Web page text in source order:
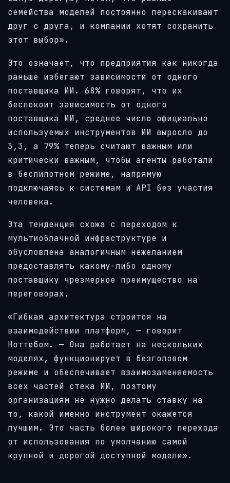
семейства моделей постоянно перескакивают
друг с друга, и компании хотят сохранить
этот выбор».
Это означает, что предприятия как никогда
раньше избегают зависимости от одного
поставщика ИИ. 68% говорят, что их
беспокоит зависимость от одного
поставщика ИИ, среднее число официально
используемых инструментов ИИ выросло до
3,3, а 79% теперь считают важным или
критически важным, чтобы агенты работали
в беспилотном режиме, напрямую
подключаясь к системам и API без участия
человека.
Эта тенденция схожа с переходом к
мультиоблачной инфраструктуре и
обусловлена аналогичным нежеланием
предоставлять какому-либо одному
поставщику чрезмерное преимущество на
переговорах.
«Гибкая архитектура строится на
взаимодействии платформ, — говорит
Ноттебом. — Она работает на нескольких
моделях, функционирует в безголовом
режиме и обеспечивает взаимозаменяемость
всех частей стека ИИ, поэтому
организациям не нужно делать ставку на
то, какой именно инструмент окажется
лучшим. Это часть более широкого перехода
от использования по умолчанию самой
крупной и дорогой доступной модели».